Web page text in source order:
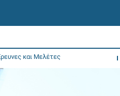
και Μελέτες